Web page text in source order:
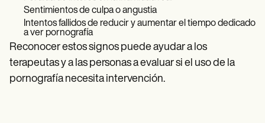
Sentimientos de culpa o angustia
Intentos fallidos de reducir y aumentar el tiempo dedicado
a ver pornografía
Reconocer estos signos puede ayudar a los
terapeutas y a las personas a evaluar si el uso de la
pornografía necesita intervención.